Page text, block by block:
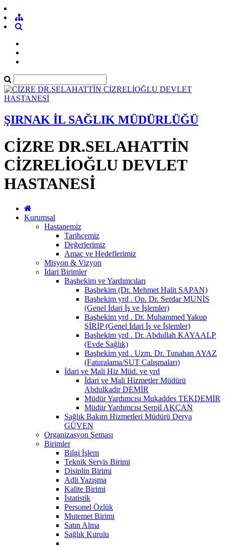
ŞIRNAK İL SAĞLIK MÜDÜRLÜĞÜ
CİZRE DR.SELAHATTİN
CİZRELİOĞLU DEVLET
HASTANESİ
Kurumsal
Hastanemiz
Tarihçemiz
Değerlerimiz
Amaç ve Hedeflerimiz
Misyon & Vizyon
İdari Birimler
Başhekim ve Yardımcıları
Başhekim (Dr. Mehmet Halit SAPAN)
Başhekim yrd . Op. Dr. Serdar MUNİS
(Genel İdari İş ve İşlemler)
Başhekim yrd . Dr. Muhammed Yakup
ŞİRİP (Genel İdari İş ve İşlemler)
Başhekim yrd . Dr. Abdullah KAYAALP
(Evde Sağlık)
Başhekim yrd . Uzm. Dr. Tunahan AYAZ
(Faturalama/SUT Çalışmaları)
İdari ve Mali Hiz Müd. ve yrd
İdari ve Mali Hizmetler Müdürü
Abdulkadir DEMİR
Müdür Yardımcısı Mukaddes TEKDEMİR
Müdür Yardımcısı Serpil AKÇAN
Sağlık Bakım Hizmetleri Müdürü Derya
GÜVEN
Organizasyon Şeması
Birimler
Bilgi İşlem
Teknik Servis Birimi
Disiplin Birimi
Adli Yazışma
Kalite Birimi
İstatistik
Personel Özlük
Mutemet Birimi
Satın Alma
Sağlık Kurulu